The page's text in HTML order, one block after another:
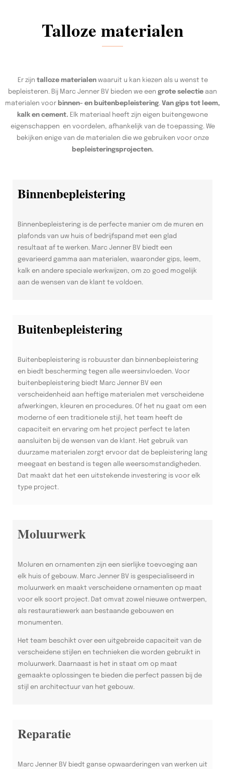
Talloze materialen
Er zijn talloze materialenwaaruit u kan kiezen als u wenst te
bepleisteren. Bij Marc Jenner BV bieden we een grote selectie aan
materialen voor binnen- en buitenbepleistering. Van gips tot leem,
kalk en cement. Elk materiaal heeft zijn eigen buitengewone
eigenschappen en voordelen, afhankelijk van de toepassing. We
bekijken enige van de materialen die we gebruiken voor onze
bepleisteringsprojecten.
Binnenbepleistering
Binnenbepleistering is de perfecte manier om de muren en
plafonds van uw huis of bedrijfspand met een glad
resultaat af te werken. Marc Jenner BV biedt een
gevarieerd gamma aan materialen, waaronder gips, leem,
kalk en andere speciale werkwijzen, om zo goed mogelijk
aan de wensen van de klant te voldoen.
Buitenbepleistering
Buitenbepleistering is robuuster dan binnenbepleistering
en biedt bescherming tegen alle weersinvloeden. Voor
buitenbepleistering biedt Marc Jenner BV een
verscheidenheid aan heftige materialen met verscheidene
afwerkingen, kleuren en procedures. Of het nu gaat om een
moderne of een traditionele stijl, het team heeft de
capaciteit en ervaring om het project perfect te laten
aansluiten bij de wensen van de klant. Het gebruik van
duurzame materialen zorgt ervoor dat de bepleistering lang
meegaat en bestand is tegen alle weersomstandigheden.
Dat maakt dat het een uitstekende investering is voor elk
type project.
Moluurwerk
Moluren en ornamenten zijn een sierlijke toevoeging aan
elk huis of gebouw. Marc Jenner BV is gespecialiseerd in
moluurwerk en maakt verscheidene ornamenten op maat
voor elk soort project. Dat omvat zowel nieuwe ontwerpen,
als restauratiewerk aan bestaande gebouwen en
monumenten.
Het team beschikt over een uitgebreide capaciteit van de
verscheidene stijlen en technieken die worden gebruikt in
moluurwerk. Daarnaast is het in staat om op maat
gemaakte oplossingen te bieden die perfect passen bij de
stijl en architectuur van het gebouw.
Reparatie
Marc Jenner BV biedt ganse opwaarderingen van werken uit